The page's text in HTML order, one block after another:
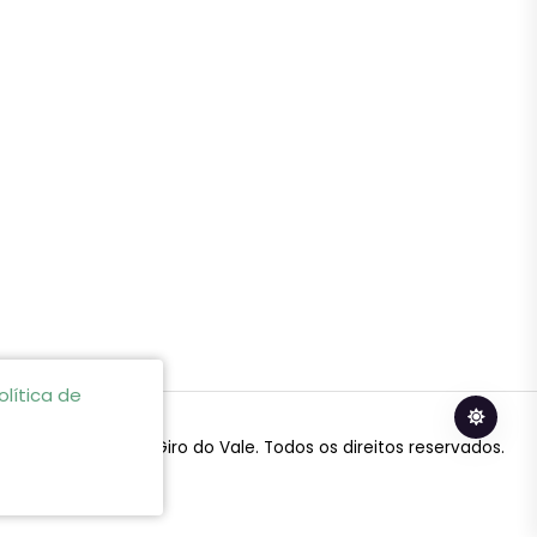
© 2024 Giro do Vale. Todos os direitos reservados.
de